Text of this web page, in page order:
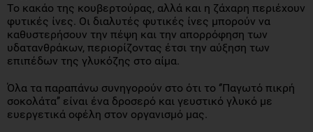
Το κακάο της κουβερτούρας, αλλά και η ζάχαρη περιέχουν
φυτικές ίνες. Οι διαλυτές φυτικές ίνες μπορούν να
καθυστερήσουν την πέψη και την απορρόφηση των
υδατανθράκων, περιορίζοντας έτσι την αύξηση των
επιπέδων της γλυκόζης στο αίμα.
Όλα τα παραπάνω συνηγορούν στο ότι το ‘’Παγωτό πικρή
σοκολάτα’’ είναι ένα δροσερό και γευστικό γλυκό με
ευεργετικά οφέλη στον οργανισμό μας.